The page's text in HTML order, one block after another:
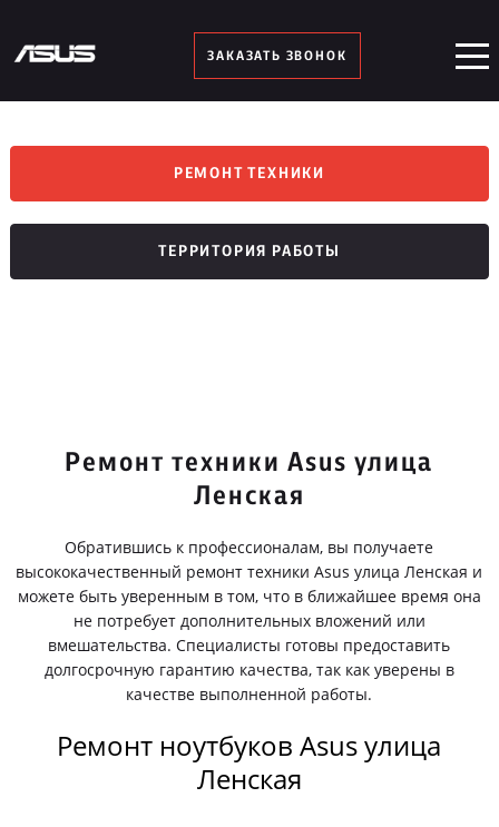
ЗАКАЗАТЬ ЗВОНОК
РЕМОНТ ТЕХНИКИ
ТЕРРИТОРИЯ РАБОТЫ
Ремонт техники Asus улица
Ленская
Обратившись к профессионалам, вы получаете
высококачественный ремонт техники Asus улица Ленская и
можете быть уверенным в том, что в ближайшее время она
не потребует дополнительных вложений или
вмешательства. Специалисты готовы предоставить
долгосрочную гарантию качества, так как уверены в
качестве выполненной работы.
Ремонт ноутбуков Asus улица
Ленская